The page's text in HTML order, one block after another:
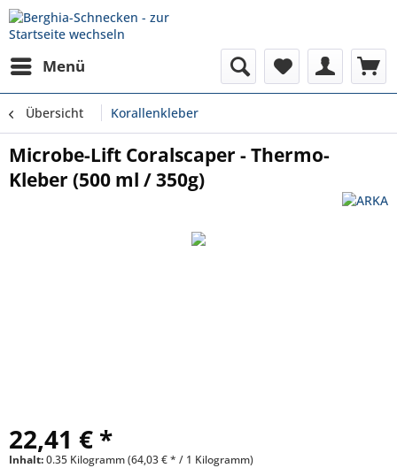
Menü
Übersicht Korallenkleber
Microbe-Lift Coralscaper - Thermo-
Kleber (500 ml / 350g)
22,41 € *
Inhalt:0.35 Kilogramm (64,03 € * / 1 Kilogramm)